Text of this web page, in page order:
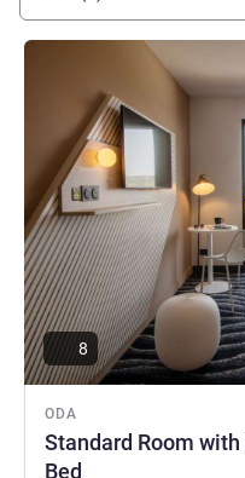
ODA
Standard Room
Bed
Ayrıntıları göster
8